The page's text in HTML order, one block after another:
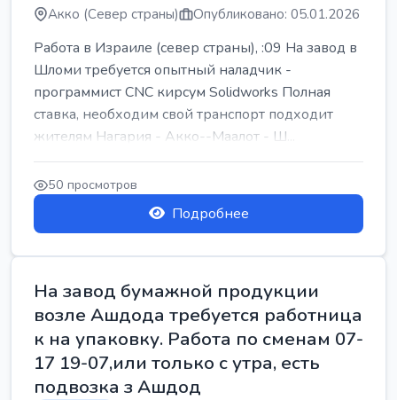
Акко (Север страны) Опубликовано: 05.01.2026
Работа в Израиле (север страны), :09 На завод в
Шломи требуется опытный наладчик -
программист CNC кирсум Solidworks Полная
ставка, необходим свой транспорт подходит
жителям Нагария - Акко--Маалот - Ш...
50 просмотров
Подробнее
На завод бумажной продукции
возле Ашдода требуется работница
к на упаковку. Работа по сменам 07-
17 19-07,или только с утра, есть
подвозка з Ашдод